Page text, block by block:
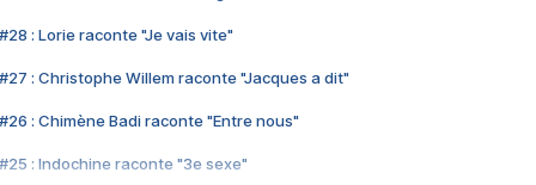
#28 : Lorie raconte "Je vais vite"
#27 : Christophe Willem raconte "Jacques a dit"
#26 : Chimène Badi raconte "Entre nous"
#25 : Indochine raconte "3e sexe"